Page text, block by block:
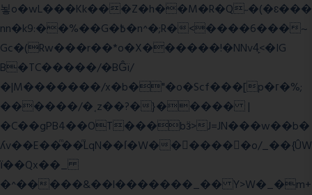
뇧o�wL���Kk���Z�h��M�R�Q˶�(�ɛ���
nn�k9:��%��G�߿�n^�;R�<����6���~
Gc�(Rw���r��*o�X������!�NNv4̙<�IG
B�TC�����/�BĜï/
�|M�������/x�b�"�o�Scf���[p�г�%;
������/�˱z��?�}����� |
�C��gPB4��OT���bӟ>J=JN���w��b�
ʎv��E��ͫ��ͫLqN��ſ�W���ً����o/_��{ÛW
ї��Qx��_
�^�����&��l�������_�� Y>W�_�m+